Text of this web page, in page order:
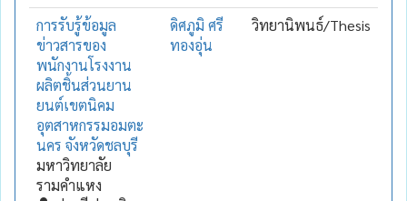
การรับรู้ข้อมูล
ข่าวสารของ
พนักงานโรงงาน
ผลิตชิ้นส่วนยาน
ยนต์เขตนิคม
อุตสาหกรรมอมตะ
นคร จังหวัดชลบุรี
มหาวิทยาลัย
รามคำแหง
ดิศภูมิ ศรี
ทองอุ่น
วิทยานิพนธ์/Thesis